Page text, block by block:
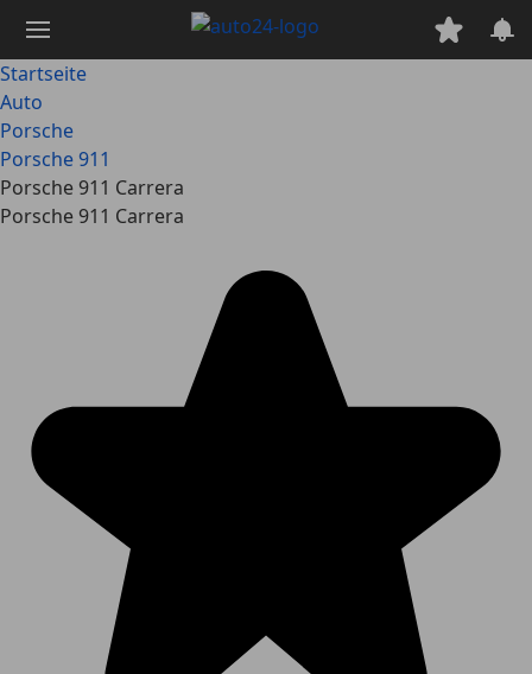
Hauptinhalt
springen
Startseite
Auto
Porsche
Porsche 911
Porsche 911 Carrera
Porsche 911 Carrera